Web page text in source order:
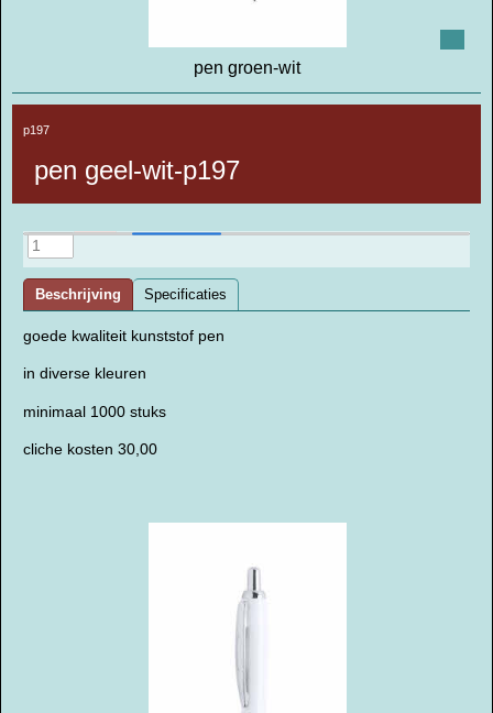
pen groen-wit
p197
pen geel-wit-p197
Beschrijving Specificaties
goede kwaliteit kunststof pen
in diverse kleuren
minimaal 1000 stuks
cliche kosten 30,00